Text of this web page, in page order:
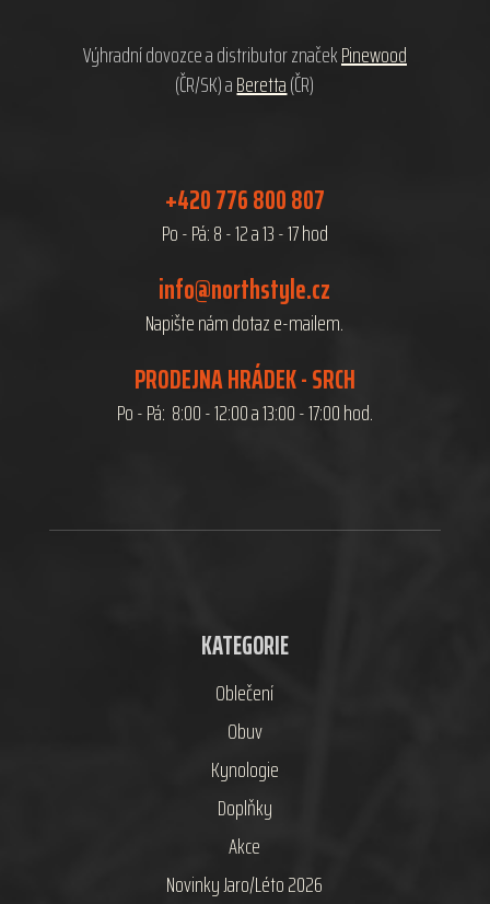
Výhradní dovozce a distributor značekPinewood
(ČR/SK) aBeretta(ČR)
+420 776 800 807
Po - Pá: 8 - 12 a 13 - 17 hod
info@northstyle.cz
Napište nám dotaz e-mailem.
PRODEJNA HRÁDEK - SRCH
Po - Pá: 8:00 - 12:00 a 13:00 - 17:00 hod.
KATEGORIE
Oblečení
Obuv
Kynologie
Doplňky
Akce
Novinky Jaro/Léto 2026